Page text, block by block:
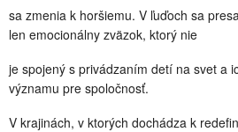
sa zmenia k horšiemu. V ľuďoch sa
len emocionálny zväzok, ktorý nie
je spojený s privádzaním detí na svet a
významu pre spoločnosť.
V krajinách, v ktorých dochádza k